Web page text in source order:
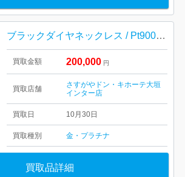
ブラックダイヤネックレス / Pt900ネックレストップ / K18イヤリング
買取金額 200,000 円
買取店舗
さすがやドン・キホーテ大垣
インター店
買取日 10月30日
買取種別 金・プラチナ
買取品詳細